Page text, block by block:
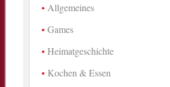
Allgemeines
Games
Heimatgeschichte
Kochen & Essen